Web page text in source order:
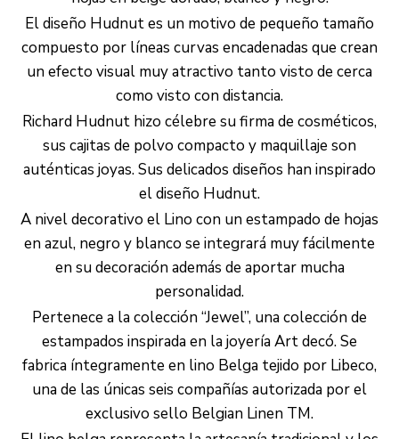
El diseño Hudnut es un motivo de pequeño tamaño
compuesto por líneas curvas encadenadas que crean
un efecto visual muy atractivo tanto visto de cerca
como visto con distancia.
Richard Hudnut hizo célebre su firma de cosméticos,
sus cajitas de polvo compacto y maquillaje son
auténticas joyas. Sus delicados diseños han inspirado
el diseño Hudnut.
A nivel decorativo el Lino con un estampado de hojas
en azul, negro y blanco se integrará muy fácilmente
en su decoración además de aportar mucha
personalidad.
Pertenece a la colección “Jewel”, una colección de
estampados inspirada en la joyería Art decó. Se
fabrica íntegramente en lino Belga tejido por Libeco,
una de las únicas seis compañías autorizada por el
exclusivo sello Belgian Linen TM.